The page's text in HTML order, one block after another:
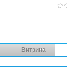
Витрина